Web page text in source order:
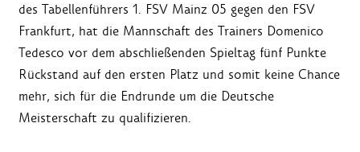
des Tabellenführers 1. FSV Mainz 05 gegen den FSV
Frankfurt, hat die Mannschaft des Trainers Domenico
Tedesco vor dem abschließenden Spieltag fünf Punkte
Rückstand auf den ersten Platz und somit keine Chance
mehr, sich für die Endrunde um die Deutsche
Meisterschaft zu qualifizieren.